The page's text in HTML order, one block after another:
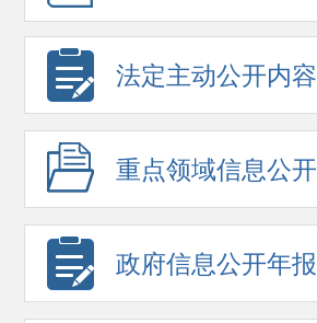
法定主动公开内容
重点领域信息公开
政府信息公开年报